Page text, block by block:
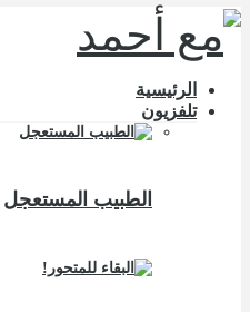
الرئيسية
تلفزيون
الطبيب المستعجل